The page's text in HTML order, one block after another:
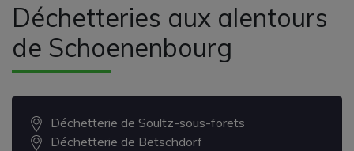
Déchetteries aux alentours
de Schoenenbourg
Déchetterie de Soultz-sous-forets
Déchetterie de Betschdorf